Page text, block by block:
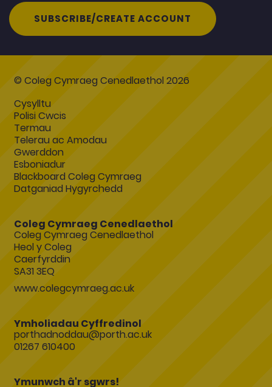
SUBSCRIBE/CREATE ACCOUNT
© Coleg Cymraeg Cenedlaethol 2026
Cysylltu
Polisi Cwcis
Termau
Telerau ac Amodau
Gwerddon
Esboniadur
Blackboard Coleg Cymraeg
Datganiad Hygyrchedd
Coleg Cymraeg Cenedlaethol
Coleg Cymraeg Cenedlaethol
Heol y Coleg
Caerfyrddin
SA31 3EQ
www.colegcymraeg.ac.uk
Ymholiadau Cyffredinol
porthadnoddau@porth.ac.uk
01267 610400
Ymunwch â'r sgwrs!